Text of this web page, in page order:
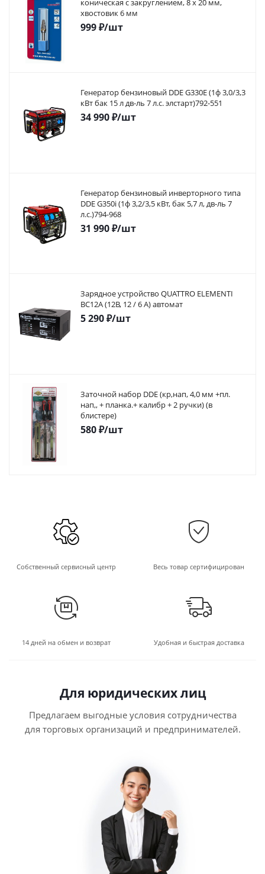
коническая с закруглением, 8 х 20 мм,
хвостовик 6 мм
999₽/шт
Генератор бензиновый DDE G330E (1ф 3,0/3,3
кВт бак 15 л дв-ль 7 л.с. элстарт)792-551
34 990₽/шт
Генератор бензиновый инверторного типа
DDE G350i (1ф 3,2/3,5 кВт, бак 5,7 л, дв-ль 7
л.с.)794-968
31 990₽/шт
Зарядное устройство QUATTRO ELEMENTI
BC12A (12В, 12 / 6 А) автомат
5 290₽/шт
Заточной набор DDE (кр,нап, 4,0 мм +пл.
нап,, + планка.+ калибр + 2 ручки) (в
блистере)
580₽/шт
Собственный сервисный центр Весь товар сертифицирован
14 дней на обмен и возврат Удобная и быстрая доставка
Для юридических лиц
Предлагаем выгодные условия сотрудничества
для торговых организаций и предпринимателей.